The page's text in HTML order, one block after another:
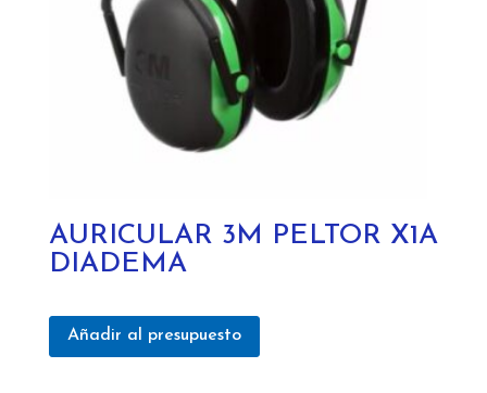
AURICULAR 3M PELTOR X1A
DIADEMA
Añadir al presupuesto